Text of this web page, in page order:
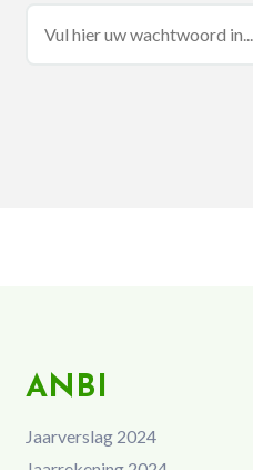
ANBI
Jaarverslag 2024